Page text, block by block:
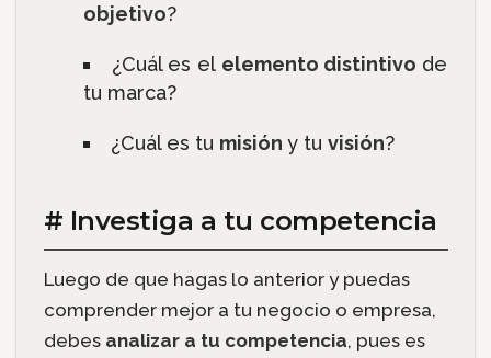
objetivo?
¿Cuál es el elemento distintivo de
tu marca?
¿Cuál es tu misión y tu visión?
# Investiga a tu competencia
Luego de que hagas lo anterior y puedas
comprender mejor a tu negocio o empresa,
debes analizar a tu competencia, pues es